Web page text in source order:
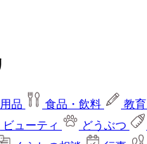
品 食品・飲料 教育
ビューティ どうぶつ